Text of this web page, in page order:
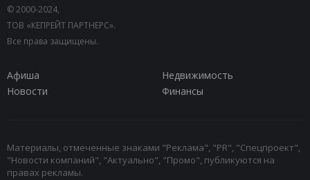
© 2000-2024,
ТОВ «КЕПРЕЙТ ПАРТНЕРС».
Все права защищены.
Афиша
Недвижимость
Новости
Финансы
Материалы, отмеченные знаками "Реклама", "PR", "Спецпроект",
"Новости компаний", "Актуально", "Промо", публикуются на
правах рекламы.